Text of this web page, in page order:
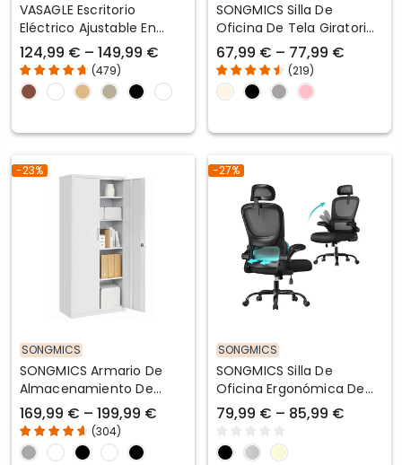
VASAGLE Escritorio
Eléctrico Ajustable En
Altura
124,99 € – 149,99 €
(479)
SONGMICS Silla De
Oficina De Tela Giratoria
Y Tapizada
67,99 € – 77,99 €
(219)
-23%
SONGMICS
SONGMICS Armario De
Almacenamiento De
Acero Gris
169,99 € – 199,99 €
(304)
-27%
SONGMICS
SONGMICS Silla De
Oficina Ergonómica De
Malla Con Reposabrazos
Plegables
79,99 € – 85,99 €